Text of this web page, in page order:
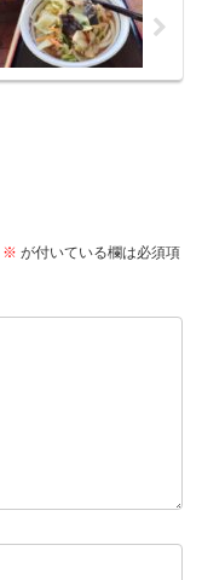
※ が付いている欄は必須項